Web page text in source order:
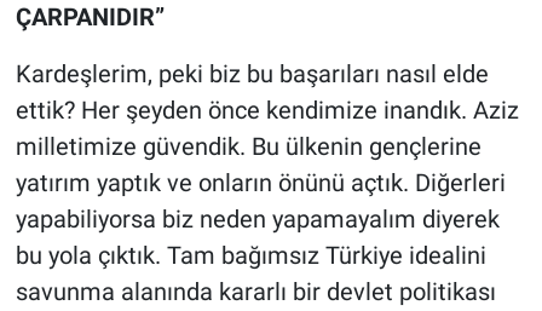
ÇARPANIDIR”
Kardeşlerim, peki biz bu başarıları nasıl elde
ettik? Her şeyden önce kendimize inandık. Aziz
milletimize güvendik. Bu ülkenin gençlerine
yatırım yaptık ve onların önünü açtık. Diğerleri
yapabiliyorsa biz neden yapamayalım diyerek
bu yola çıktık. Tam bağımsız Türkiye idealini
savunma alanında kararlı bir devlet politikası